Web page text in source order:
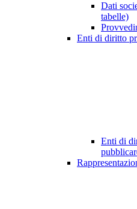
Dati
tabelle)
Enti di diritto
Enti di